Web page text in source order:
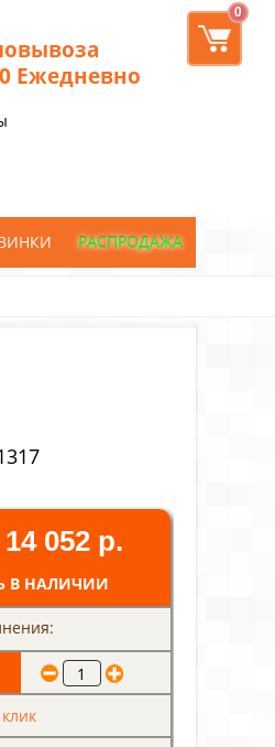
0
Ежедневно
РАСПРОДАЖА
14 052 р.
В НАЛИЧИИ